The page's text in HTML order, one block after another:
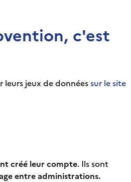
c'est
jeux de donnéessur le site
créé leur compte. Ils sont
entre administrations.